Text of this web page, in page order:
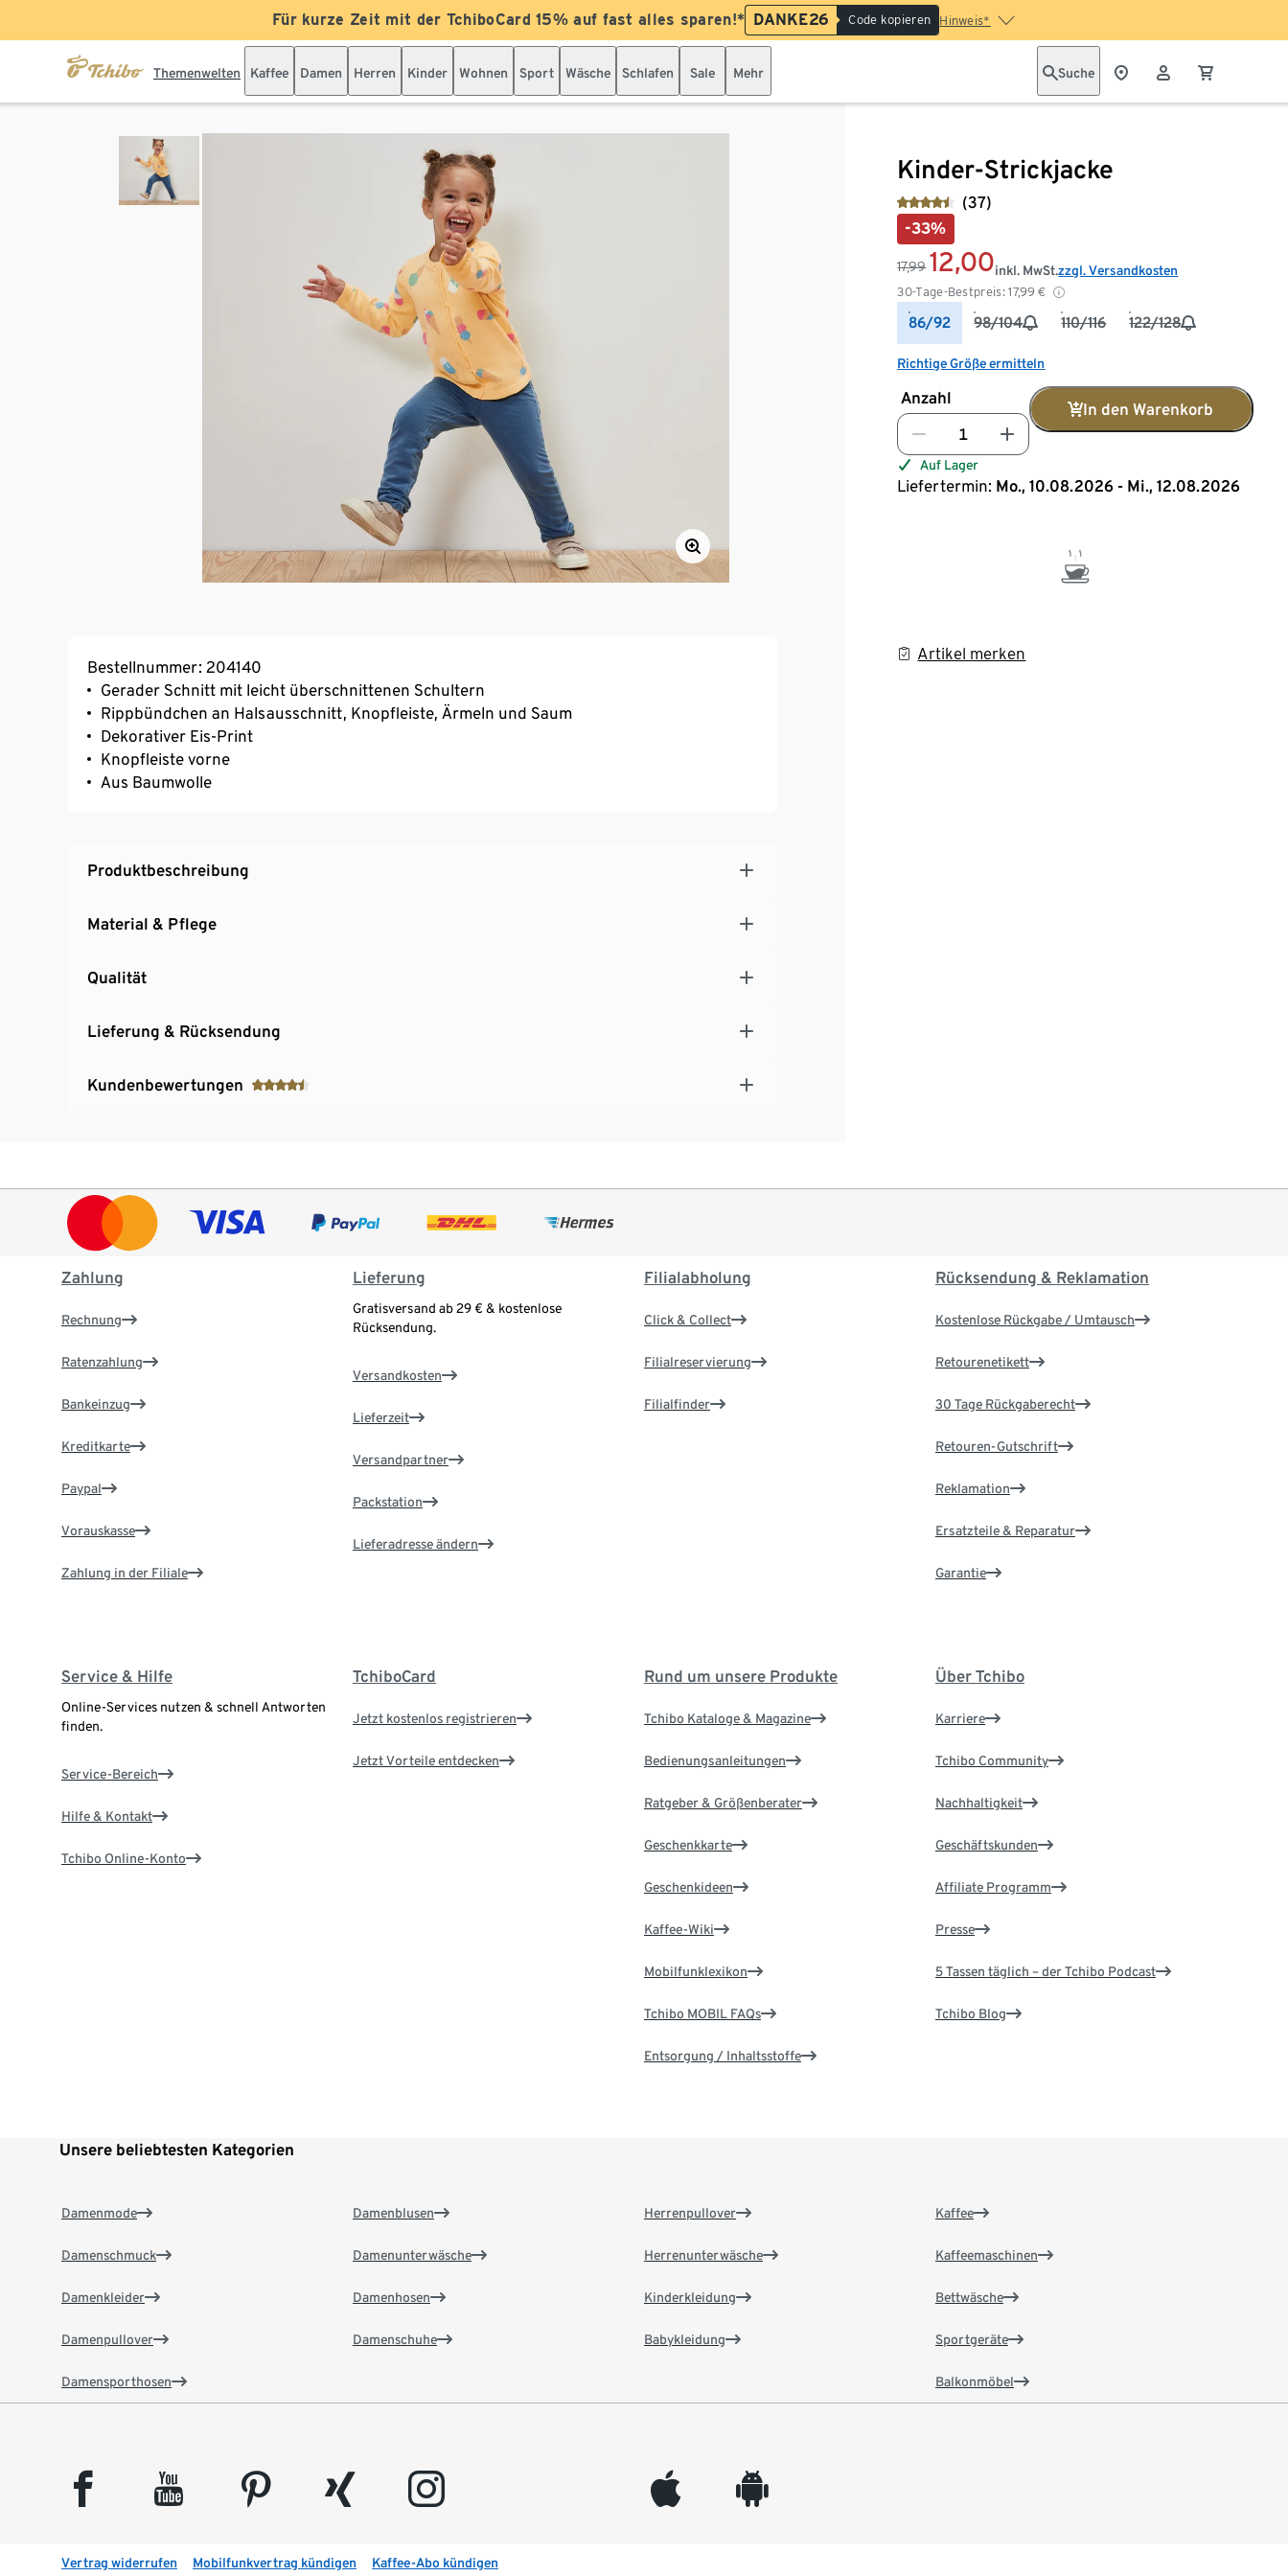
Für kurze Zeit mit der TchiboCard 15% auf fast alles sparen!* DANKE26 Code kopieren Hinweis*
Themenwelten Kaffee Damen Herren Kinder Wohnen Sport Wäsche Schlafen Sale Mehr Suche
Kinder-Strickjacke
(37)
-33%
17,99 12,00
30-Tage-Bestpreis: 17,99 €
inkl. MwSt.zzgl. Versandkosten
86/92 98/104 110/116 122/128
Richtige Größe ermitteln
Anzahl
In den Warenkorb
Auf Lager
Liefertermin: Mo., 10.08.2026 - Mi., 12.08.2026
Artikel merken
Bestellnummer: 204140
Gerader Schnitt mit leicht überschnittenen Schultern
Rippbündchen an Halsausschnitt, Knopfleiste, Ärmeln und Saum
Dekorativer Eis-Print
Knopfleiste vorne
Aus Baumwolle
Produktbeschreibung
Material & Pflege
Qualität
Lieferung & Rücksendung
Kundenbewertungen
Zahlung
Rechnung
Ratenzahlung
Bankeinzug
Kreditkarte
Paypal
Vorauskasse
Zahlung in der Filiale
Lieferung
Gratisversand ab 29 € & kostenlose
Rücksendung.
Versandkosten
Lieferzeit
Versandpartner
Packstation
Lieferadresse ändern
Filialabholung
Click & Collect
Filialreservierung
Filialfinder
Rücksendung & Reklamation
Kostenlose Rückgabe / Umtausch
Retourenetikett
30 Tage Rückgaberecht
Retouren-Gutschrift
Reklamation
Ersatzteile & Reparatur
Garantie
Service & Hilfe
Online-Services nutzen & schnell Antworten
finden.
Service-Bereich
Hilfe & Kontakt
Tchibo Online-Konto
TchiboCard
Jetzt kostenlos registrieren
Jetzt Vorteile entdecken
Rund um unsere Produkte
Tchibo Kataloge & Magazine
Bedienungsanleitungen
Ratgeber & Größenberater
Geschenkkarte
Geschenkideen
Kaffee-Wiki
Mobilfunklexikon
Tchibo MOBIL FAQs
Entsorgung / Inhaltsstoffe
Über Tchibo
Karriere
Tchibo Community
Nachhaltigkeit
Geschäftskunden
Affiliate Programm
Presse
5 Tassen täglich – der Tchibo Podcast
Tchibo Blog
Unsere beliebtesten Kategorien
Damenmode
Damenschmuck
Damenkleider
Damenpullover
Damensporthosen
Damenblusen
Damenunterwäsche
Damenhosen
Damenschuhe
Herrenpullover
Herrenunterwäsche
Kinderkleidung
Babykleidung
Kaffee
Kaffeemaschinen
Bettwäsche
Sportgeräte
Balkonmöbel
facebook youtube pinterest xing instagram appleinc android
Vertrag widerrufen Mobilfunkvertrag kündigen Kaffee-Abo kündigen